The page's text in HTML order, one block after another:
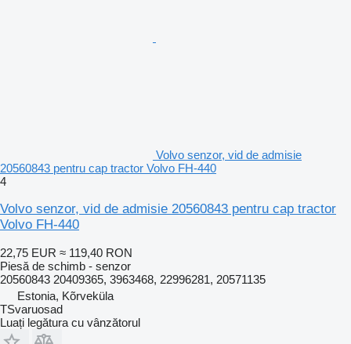
Volvo senzor, vid de admisie
20560843 pentru cap tractor Volvo FH-440
4
Volvo senzor, vid de admisie 20560843 pentru cap tractor
Volvo FH-440
22,75 EUR ≈ 119,40 RON
Piesă de schimb - senzor
20560843 20409365, 3963468, 22996281, 20571135
Estonia, Kõrveküla
TSvaruosad
Luați legătura cu vânzătorul